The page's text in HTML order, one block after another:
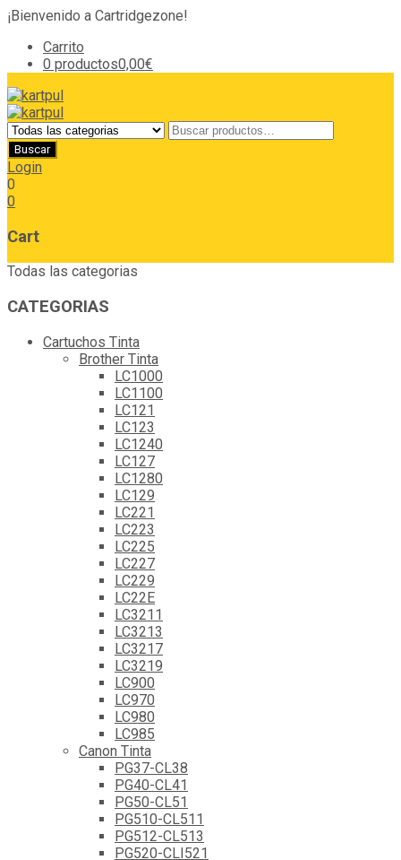
¡Bienvenido a Cartridgezone!
Carrito
0 productos0,00€
Login
0
0
Cart
Todas las categorias
CATEGORIAS
Cartuchos Tinta
Brother Tinta
LC1000
LC1100
LC121
LC123
LC1240
LC127
LC1280
LC129
LC221
LC223
LC225
LC227
LC229
LC22E
LC3211
LC3213
LC3217
LC3219
LC900
LC970
LC980
LC985
Canon Tinta
PG37-CL38
PG40-CL41
PG50-CL51
PG510-CL511
PG512-CL513
PG520-CLI521